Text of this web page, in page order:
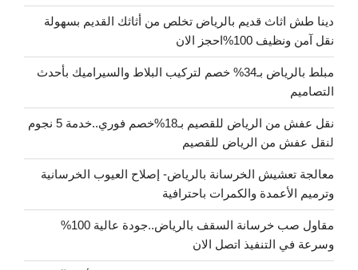
دينا طش اثاث قديم بالرياض تخلص من أثاثك القديم بسهولة
نقل آمن ونظيف 100%احجز الان
مبلط بالرياض بـ34% خصم لتركيب البلاط والسيراميك بأحدث
التصاميم
نقل عفش من الرياض للقصيم بـ18%خصم فوري..خدمة 5 نجوم
لنقل عفش من الرياض للقصيم
معالجة تعشيش الخرسانة بالرياض- إصلاح العيوب الخرسانية
وترميم الأعمدة والكمرات باحترافية
مقاول صب خرسانة السقف بالرياض..جودة عالية 100%
وسرعة في التنفيذ اتصل الان